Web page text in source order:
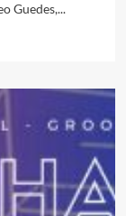
Guedes,...